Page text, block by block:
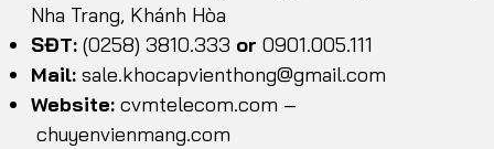
Nha Trang, Khánh Hòa
SĐT: (0258) 3810.333 or 0901.005.111
Mail: sale.khocapvienthong@gmail.com
Website: cvmtelecom.com –
chuyenvienmang.com